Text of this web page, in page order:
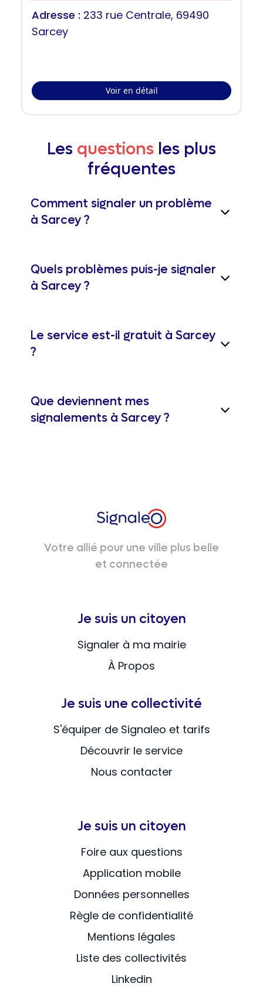
Adresse : 233 rue Centrale, 69490
Sarcey
Voir en détail
Les questions les plus
fréquentes
Comment signaler un problème
à Sarcey ?
Quels problèmes puis-je signaler
à Sarcey ?
Le service est-il gratuit à Sarcey
?
Que deviennent mes
signalements à Sarcey ?
Votre allié pour une ville plus belle
et connectée
Je suis un citoyen
Signaler à ma mairie
À Propos
Je suis une collectivité
S'équiper de Signaleo et tarifs
Découvrir le service
Nous contacter
Je suis un citoyen
Foire aux questions
Application mobile
Données personnelles
Règle de confidentialité
Mentions légales
Liste des collectivités
Linkedin